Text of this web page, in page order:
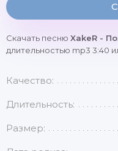
Скачать песню XakeR -
длительностью mp3 3:40
Качество:
Длительность:
Размер: